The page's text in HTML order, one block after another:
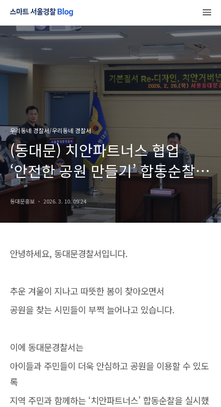
우리동네 경찰서/우리동네 경찰서
(동대문) 치안파트너스 협업
‘안전한 공원 만들기’ 합동순찰
실시
동대문홍보 2026. 3. 10. 09:24
안녕하세요, 동대문경찰서입니다.
추운 겨울이 지나고 따뜻한 봄이 찾아오면서
공원을 찾는 시민들이 부쩍 늘어나고 있습니다.
이에 동대문경찰서는
아이들과 주민들이 더욱 안심하고 공원을 이용할 수 있도
록
지역 주민과 함께하는 ‘치안파트너스’ 합동순찰을 실시했